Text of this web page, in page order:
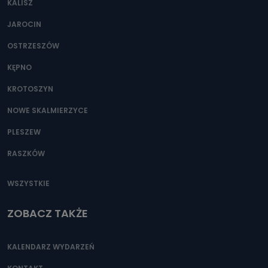
Można to zrobić pod numerem telefonu 62 735-51-05 lub
KALISZ
JAROCIN
OSTRZESZÓW
KĘPNO
KROTOSZYN
NOWE SKALMIERZYCE
PLESZEW
RASZKÓW
WSZYSTKIE
ZOBACZ TAKŻE
KALENDARZ WYDARZEŃ